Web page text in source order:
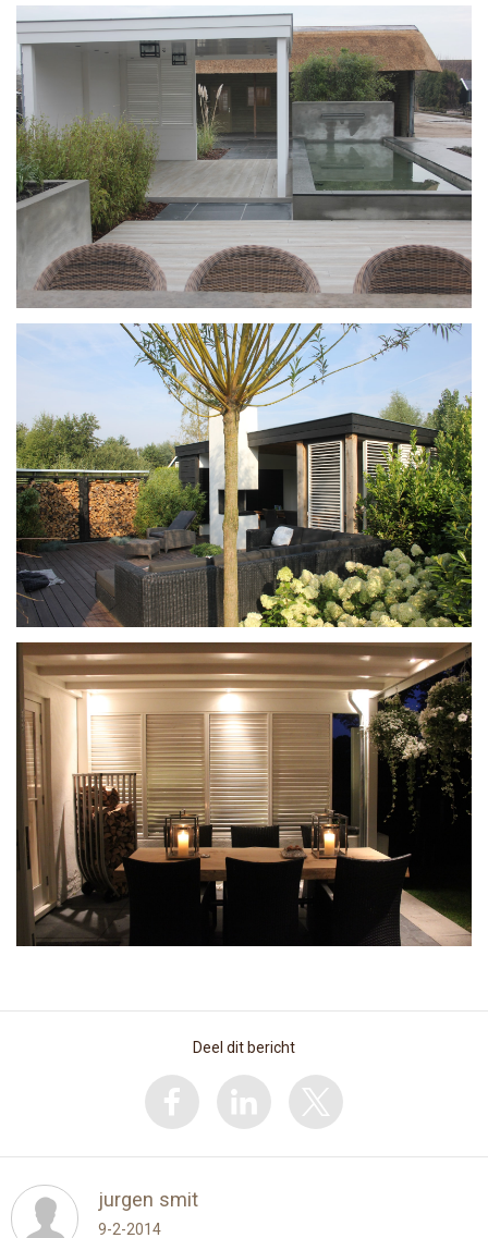
Deel dit bericht
jurgen smit
9-2-2014